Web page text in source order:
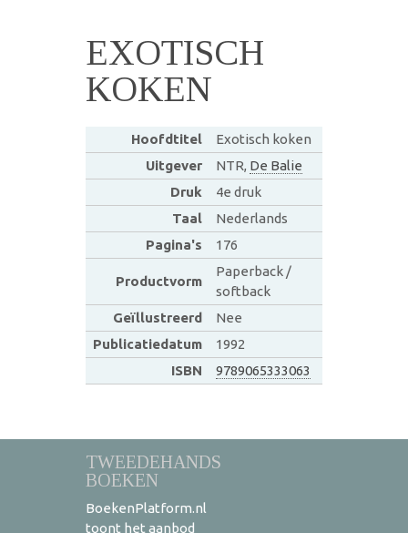
EXOTISCH
KOKEN
Hoofdtitel
Exotisch koken
Uitgever
NTR, De Balie
Druk
4e druk
Taal
Nederlands
Pagina's
176
Productvorm
Paperback /
softback
Geïllustreerd
Nee
Publicatiedatum
1992
ISBN
9789065333063
TWEEDEHANDS
BOEKEN
BoekenPlatform.nl
toont het aanbod